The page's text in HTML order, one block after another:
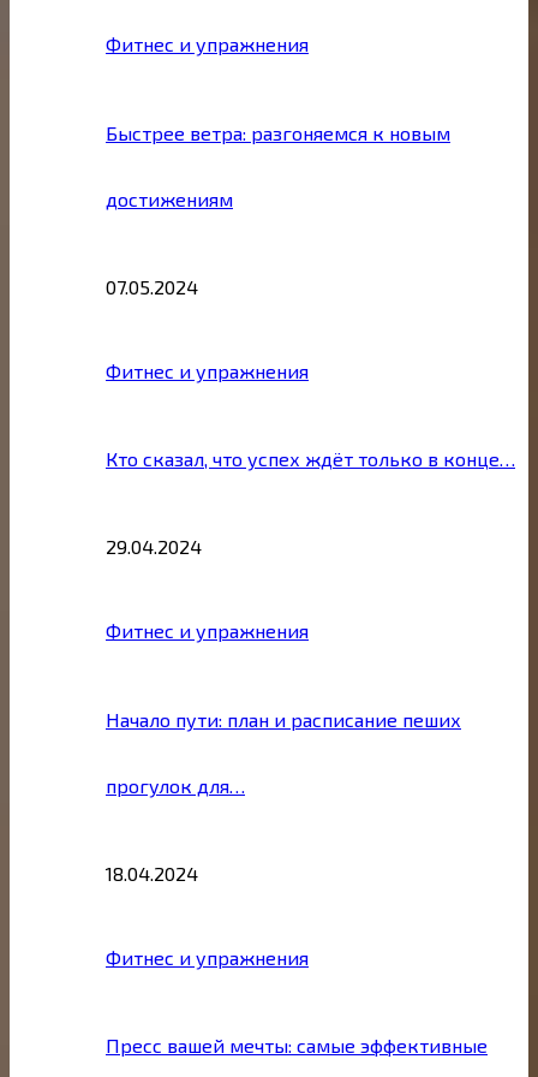
Фитнес и упражнения
Быстрее ветра: разгоняемся к новым
достижениям
07.05.2024
Фитнес и упражнения
Кто сказал, что успех ждёт только в конце…
29.04.2024
Фитнес и упражнения
Начало пути: план и расписание пеших
прогулок для…
18.04.2024
Фитнес и упражнения
Пресс вашей мечты: самые эффективные